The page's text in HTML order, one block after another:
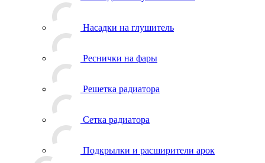
Насадки на глушитель
Реснички на фары
Решетка радиатора
Сетка радиатора
Подкрылки и расширители арок